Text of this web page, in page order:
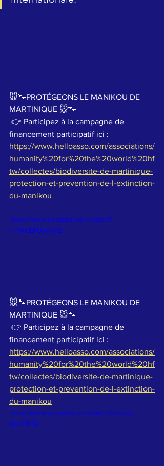
🐭🐾PROTÉGEONS LE MANIKOU DE
MARTINIQUE 🐭🐾
financement participatif ici :
https://www.helloasso.com/associations/
humanity%20for%20the%20world%20hf
tw/collectes/biodiversite-de-martinique-
protection-et-prevention-de-l-extinction-
du-manikou
https://www.youtube.com/watch?
v=ThdEPUyoVKE
🐭🐾PROTÉGEONS LE MANIKOU DE
MARTINIQUE 🐭🐾
financement participatif ici :
https://www.helloasso.com/associations/
humanity%20for%20the%20world%20hf
tw/collectes/biodiversite-de-martinique-
protection-et-prevention-de-l-extinction-
du-manikou
https://www.youtube.com/watch?v=JpJ-
GsxTRrQ